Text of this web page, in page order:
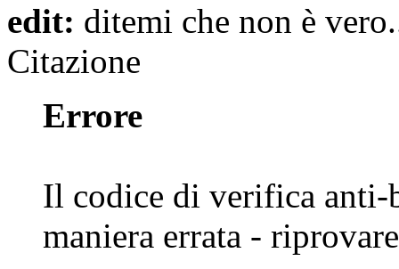
edit: ditemi che non è
Citazione
Errore
Il codice di verifica anti-
maniera errata -